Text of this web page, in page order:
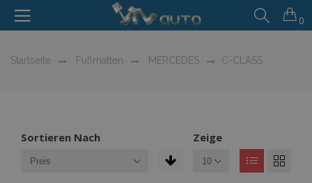
0
Startseite Fußmatten MERCEDES C-CLASS
Sortieren Nach Zeige